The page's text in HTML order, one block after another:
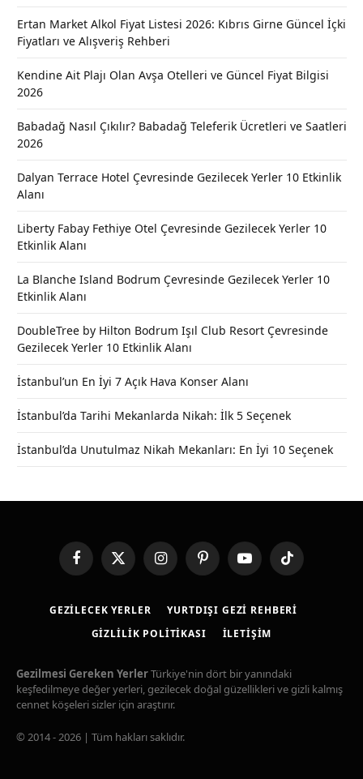
Ertan Market Alkol Fiyat Listesi 2026: Kıbrıs Girne Güncel İçki
Fiyatları ve Alışveriş Rehberi
Kendine Ait Plajı Olan Avşa Otelleri ve Güncel Fiyat Bilgisi
2026
Babadağ Nasıl Çıkılır? Babadağ Teleferik Ücretleri ve Saatleri
2026
Dalyan Terrace Hotel Çevresinde Gezilecek Yerler 10 Etkinlik
Alanı
Liberty Fabay Fethiye Otel Çevresinde Gezilecek Yerler 10
Etkinlik Alanı
La Blanche Island Bodrum Çevresinde Gezilecek Yerler 10
Etkinlik Alanı
DoubleTree by Hilton Bodrum Işıl Club Resort Çevresinde
Gezilecek Yerler 10 Etkinlik Alanı
İstanbul’un En İyi 7 Açık Hava Konser Alanı
İstanbul’da Tarihi Mekanlarda Nikah: İlk 5 Seçenek
İstanbul’da Unutulmaz Nikah Mekanları: En İyi 10 Seçenek
FacebookX
(Twitter)
InstagramPinterestYouTubeTikTok
GEZILECEK YERLER
YURTDIŞI GEZI REHBERI
GIZLILIK POLITIKASI
İLETIŞIM
Gezilmesi Gereken YerlerTürkiye'nin dört bir yanındaki
keşfedilmeye değer yerleri, gezilecek doğal güzellikleri ve gizli kalmış
cennet köşeleri sizler için araştırır.
© 2014 - 2026 | Tüm hakları saklıdır.